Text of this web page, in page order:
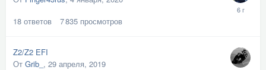
18 ответов 7 835 просмотров
Z2/Z2 EFI
От Grib_ , 29 апреля, 2019